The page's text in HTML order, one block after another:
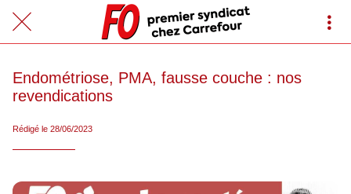
Endométriose, PMA, fausse couche : nos
revendications
Rédigé le 28/06/2023